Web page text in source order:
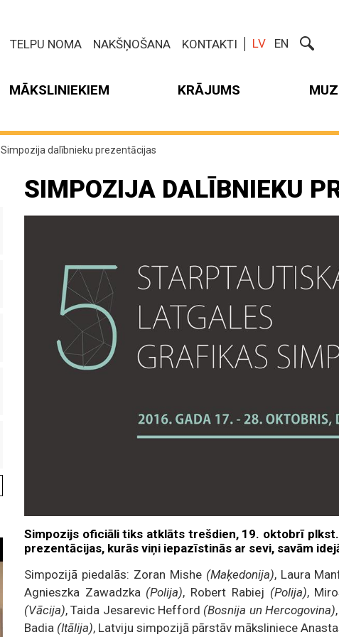
TELPU NOMA NAKŠŅOŠANA KONTAKTI LV EN
MĀKSLINIEKIEM KRĀJUMS
Simpozija dalībnieku prezentācijas
SIMPOZIJA DALĪBNIEKU
Simpozijs oficiāli tiks atklāts trešdien, 19. oktobrī
prezentācijas, kurās viņi iepazīstinās ar sevi, savām
Simpozijā piedalās: Zoran Mishe (Maķedonija), Laura
Agnieszka Zawadzka (Polija), Robert Rabiej (Polija),
(Vācija), Taida Jesarevic Hefford (Bosnija un Hercogovina)
Badia (Itālija), Latviju simpozijā pārstāv māksliniece